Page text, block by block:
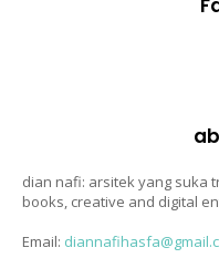
dian nafi: arsitek yang suka
books, creative and digital
Email: